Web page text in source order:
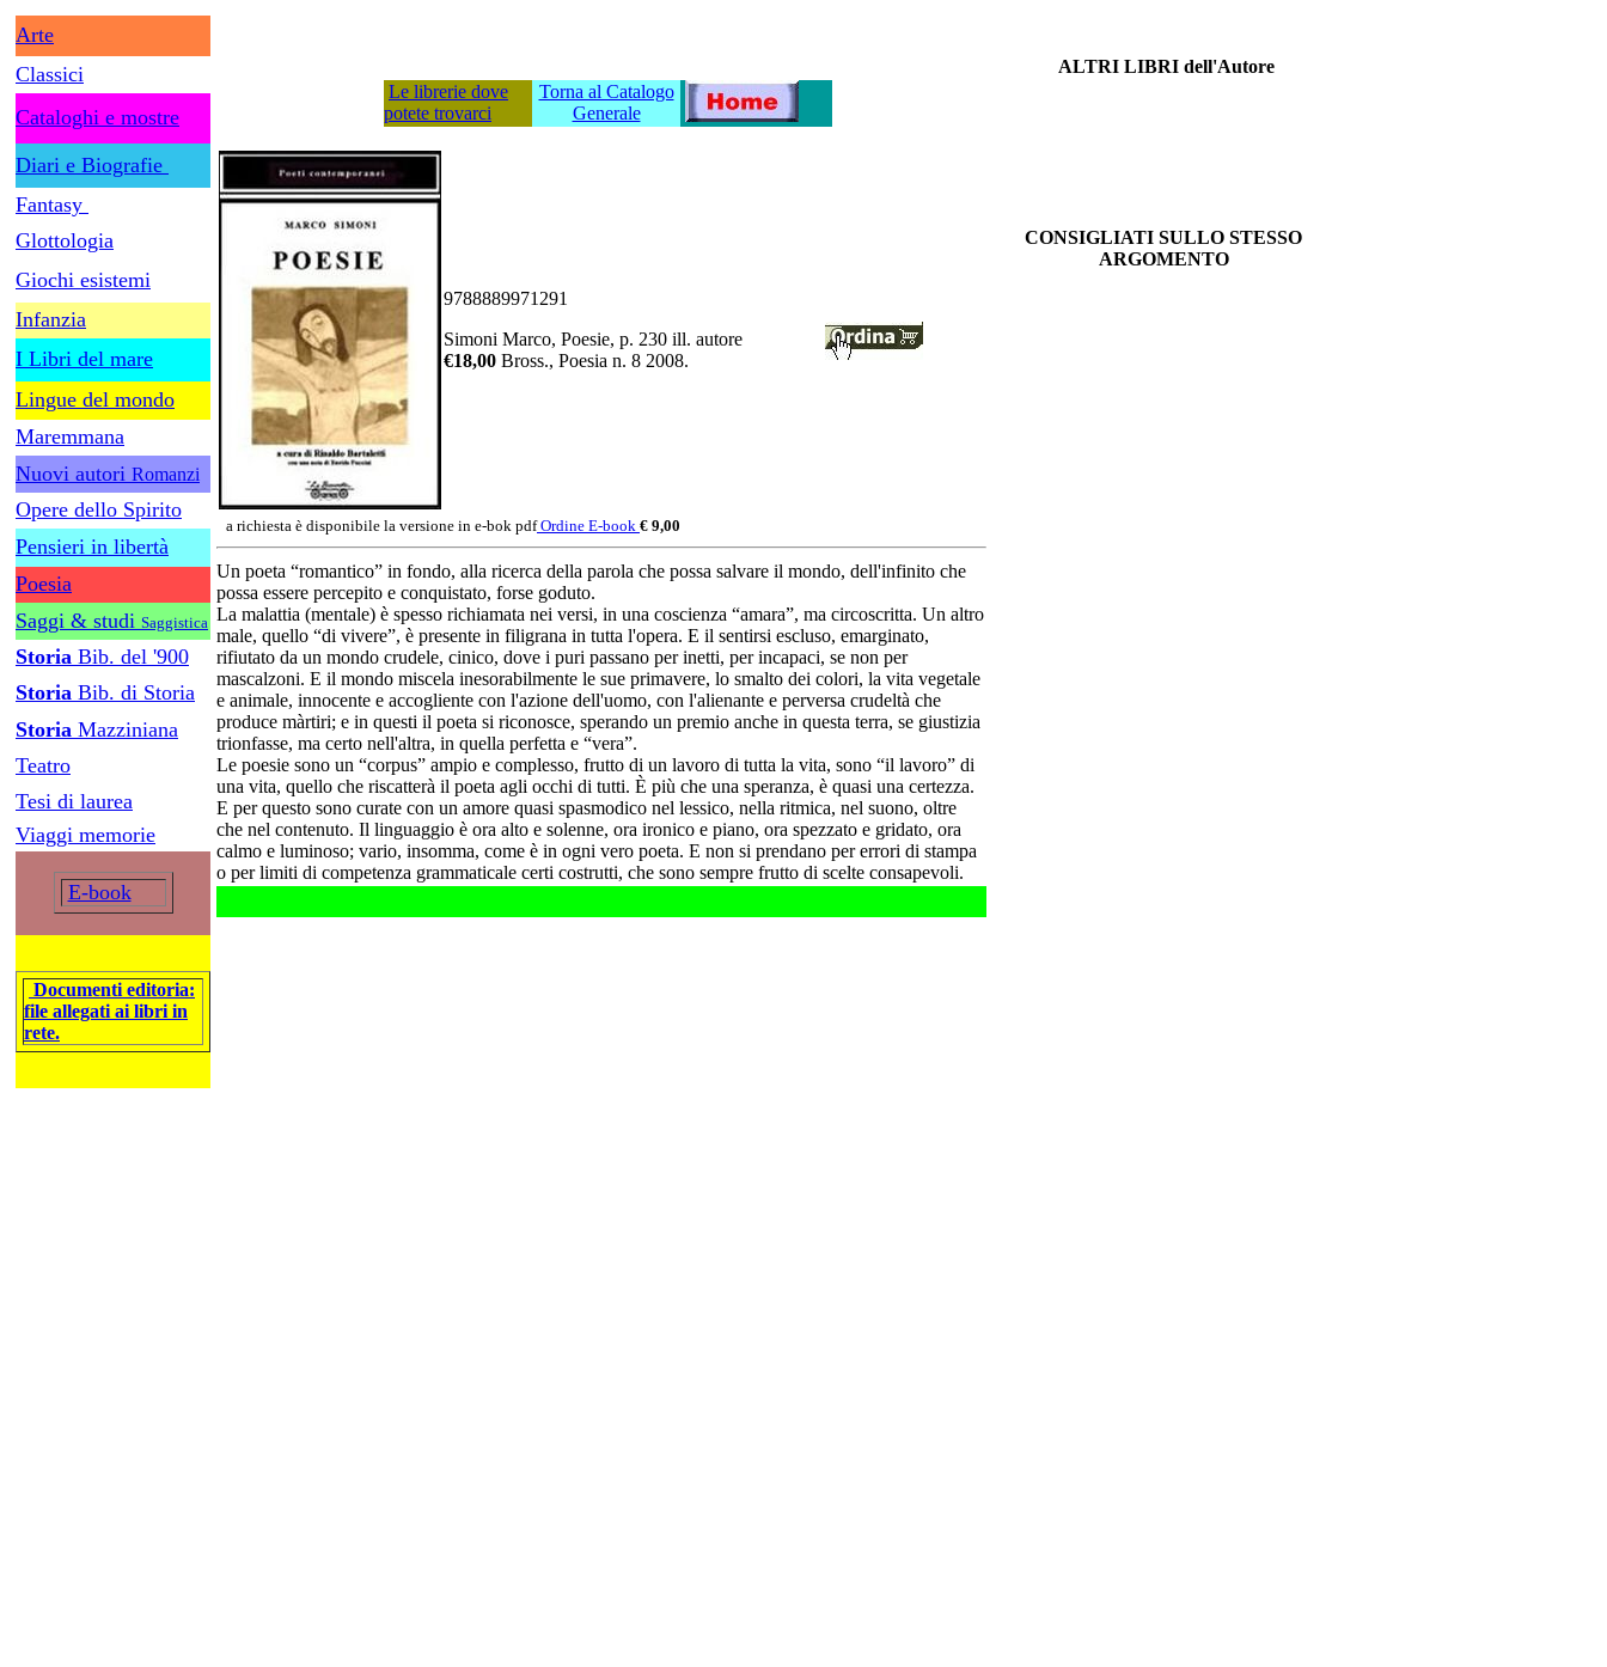
Arte
Classici
Cataloghi e mostre
Diari e Biografie
Fantasy
Glottologia
Giochi esistemi
Infanzia
I Libri del mare
Lingue del mondo
Maremmana
Nuovi autori Romanzi
Opere dello Spirito
Pensieri in libertà
Poesia
Saggi & studi Saggistica
Storia Bib. del '900
Storia Bib. di Storia
Storia Mazziniana
Teatro
Tesi di laurea
Viaggi memorie
E-book
Documenti editoria:
file allegati ai libri in
rete.
Le librerie dove
potete trovarci
Torna al Catalogo
Generale
9788889971291
Simoni Marco, Poesie, p. 230 ill. autore
€18,00 Bross., Poesia n. 8 2008.
a richiesta è disponibile la versione in e-bok pdf Ordine E-book € 9,00
Un poeta “romantico” in fondo, alla ricerca della parola che possa salvare il mondo, dell'infinito che
possa essere percepito e conquistato, forse goduto.
La malattia (mentale) è spesso richiamata nei versi, in una coscienza “amara”, ma circoscritta. Un altro
male, quello “di vivere”, è presente in filigrana in tutta l'opera. E il sentirsi escluso, emarginato,
rifiutato da un mondo crudele, cinico, dove i puri passano per inetti, per incapaci, se non per
mascalzoni. E il mondo miscela inesorabilmente le sue primavere, lo smalto dei colori, la vita vegetale
e animale, innocente e accogliente con l'azione dell'uomo, con l'alienante e perversa crudeltà che
produce màrtiri; e in questi il poeta si riconosce, sperando un premio anche in questa terra, se giustizia
trionfasse, ma certo nell'altra, in quella perfetta e “vera”.
Le poesie sono un “corpus” ampio e complesso, frutto di un lavoro di tutta la vita, sono “il lavoro” di
una vita, quello che riscatterà il poeta agli occhi di tutti. È più che una speranza, è quasi una certezza.
E per questo sono curate con un amore quasi spasmodico nel lessico, nella ritmica, nel suono, oltre
che nel contenuto. Il linguaggio è ora alto e solenne, ora ironico e piano, ora spezzato e gridato, ora
calmo e luminoso; vario, insomma, come è in ogni vero poeta. E non si prendano per errori di stampa
o per limiti di competenza grammaticale certi costrutti, che sono sempre frutto di scelte consapevoli.
ALTRI LIBRI dell'Autore
CONSIGLIATI SULLO STESSO
ARGOMENTO